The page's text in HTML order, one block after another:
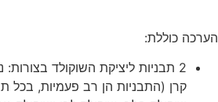
הערכה כוללת:
2 תבניות ליציקת השוקולד
קרן (התבניות הן רב פעמיות, בכל תבנית 2 צורות